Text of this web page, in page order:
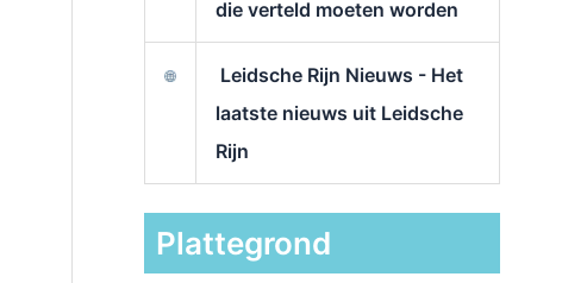
die verteld moeten worden
Leidsche Rijn Nieuws - Het
laatste nieuws uit Leidsche
Rijn
Plattegrond